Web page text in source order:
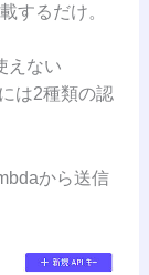
するだけ。
えない
は2種類の認
から送信